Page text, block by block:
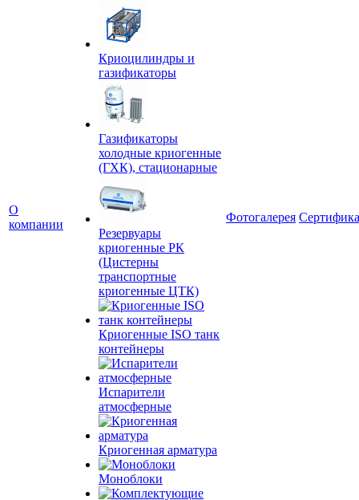
О
компании
Криоцилиндры и
газификаторы
Газификаторы
холодные криогенные
(ГХК), стационарные
Резервуары
криогенные РК
(Цистерны
транспортные
криогенные ЦТК)
Криогенные ISO танк
контейнеры
Испарители
атмосферные
Криогенная арматура
Моноблоки
Фотогалерея